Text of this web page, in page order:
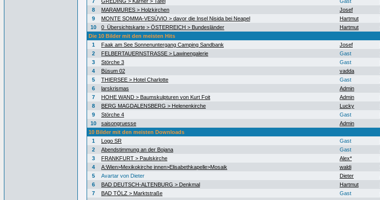
8
MARAMURES > Holzkirchen Josef
9
MONTE SOMMA-VESÚVIO > davor die Insel Nisida bei Neapel Hartmut
10
0_Übersichtskarte > ÖSTERREICH > Bundesländer Hartmut
Die 10 Bilder mit den meisten Hits
1
Faak am See Sonnenuntergang Camping Sandbank Josef
2
FELBERTAUERNSTRASSE > Lawinengalerie Gast
3
Störche 3 Gast
4
Büsum 02 vadda
5
THIERSEE > Hotel Charlotte Gast
6
larskrismas Admin
7
HOHE WAND > Baumskulpturen von Kurt Foit Admin
8
BERG MAGDALENSBERG > Helenenkirche Lucky
9
Störche 4 Gast
10
saisongruesse Admin
10 Bilder mit den meisten Downloads
1
Logo SR Gast
2
Abendstimmung an der Bojana Gast
3
FRANKFURT > Paulskirche Alex*
4
A:Wien>Mexikokirche innen>Elisabethkapelle>Mosaik waldi
5
Avartar von Dieter Dieter
6
BAD DEUTSCH-ALTENBURG > Denkmal Hartmut
7
BAD TÖLZ > Marktstraße Gast